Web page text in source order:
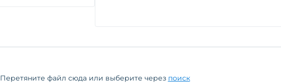
Перетяните файл сюда или выберите через поиск